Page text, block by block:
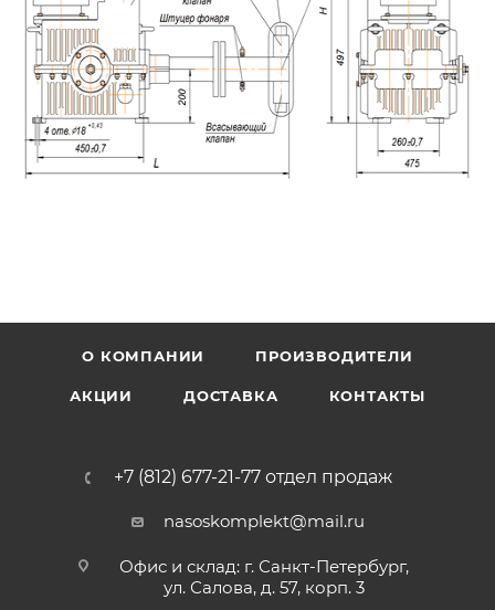
О КОМПАНИИ ПРОИЗВОДИТЕЛИ
АКЦИИ ДОСТАВКА КОНТАКТЫ
+7 (812) 677-21-77 отдел продаж
nasoskomplekt@mail.ru
Офис и склад: г. Санкт-Петербург,
ул. Салова, д. 57, корп. 3